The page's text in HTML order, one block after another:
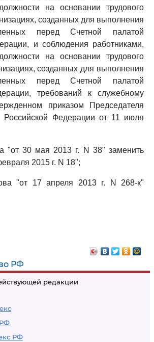
РФ
редакции
РФ
на основании трудового
созданных для выполнения
перед Счетной палатой
и соблюдения работниками,
на основании трудового
созданных для выполнения
перед Счетной палатой
требований к служебному
приказом Председателя
Российской Федерации от 11 июля
"от 30 мая 2013 г. N 38" заменить
2015 г. N 18";
"от 17 апреля 2013 г. N 268-к"